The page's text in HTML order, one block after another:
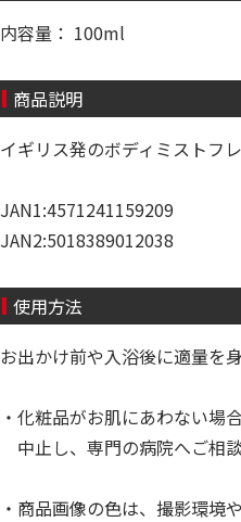
内容量： 100ml
商品説明
イギリス発のボディミストフ
JAN1:4571241159209
JAN2:5018389012038
使用方法
お出かけ前や入浴後に適量を
・化粧品がお肌にあわない場
中止し、専門の病院へご相談
・商品画像の色は、撮影環境